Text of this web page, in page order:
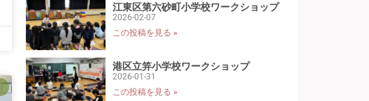
江東区第六砂町小学校ワークショップ
2026-02-07
この投稿を見る »
港区立笄小学校ワークショップ
2026-01-31
この投稿を見る »